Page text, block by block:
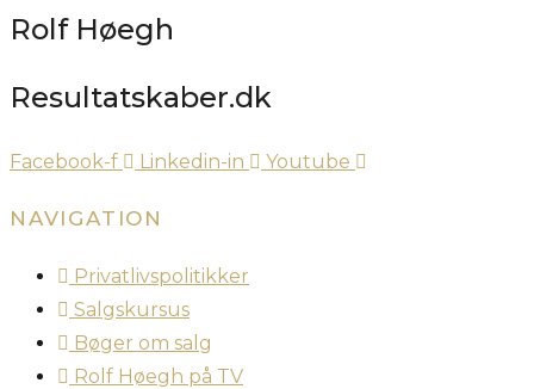
Rolf Høegh
Resultatskaber.dk
Facebook-f Linkedin-in Youtube
NAVIGATION
Privatlivspolitikker
Salgskursus
Bøger om salg
Rolf Høegh på TV